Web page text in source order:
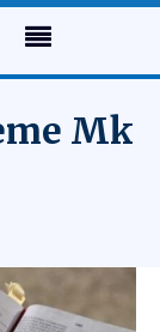
Mk